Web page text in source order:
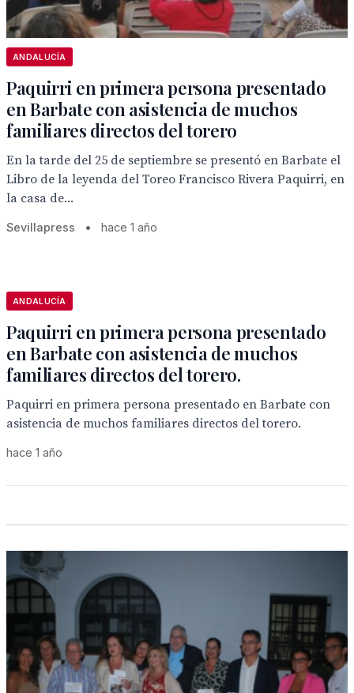
ANDALUCÍA
Paquirri en primera persona presentado
en Barbate con asistencia de muchos
familiares directos del torero
En la tarde del 25 de septiembre se presentó en Barbate el
Libro de la leyenda del Toreo Francisco Rivera Paquirri, en
la casa de...
Sevillapress • hace 1 año
ANDALUCÍA
Paquirri en primera persona presentado
en Barbate con asistencia de muchos
familiares directos del torero.
Paquirri en primera persona presentado en Barbate con
asistencia de muchos familiares directos del torero.
hace 1 año